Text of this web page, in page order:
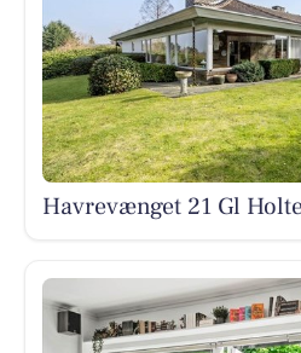
Havrevænget 21 Gl